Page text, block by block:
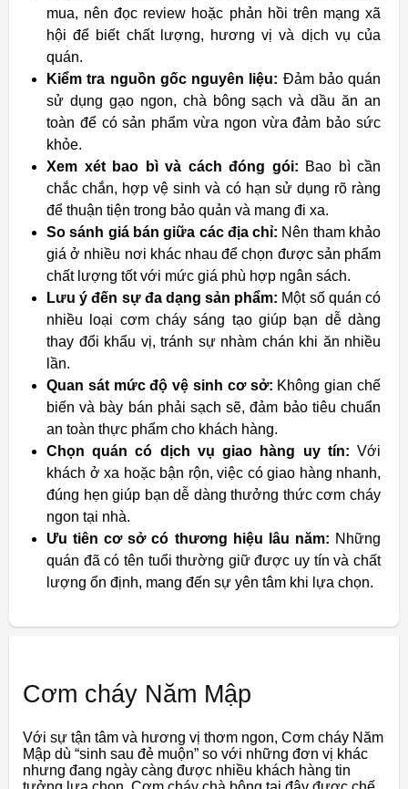
mua, nên đọc review hoặc phản hồi trên mạng xã
hội để biết chất lượng, hương vị và dịch vụ của
quán.
Kiểm tra nguồn gốc nguyên liệu: Đảm bảo quán
sử dụng gạo ngon, chà bông sạch và dầu ăn an
toàn để có sản phẩm vừa ngon vừa đảm bảo sức
khỏe.
Xem xét bao bì và cách đóng gói: Bao bì cần
chắc chắn, hợp vệ sinh và có hạn sử dụng rõ ràng
để thuận tiện trong bảo quản và mang đi xa.
So sánh giá bán giữa các địa chỉ: Nên tham khảo
giá ở nhiều nơi khác nhau để chọn được sản phẩm
chất lượng tốt với mức giá phù hợp ngân sách.
Lưu ý đến sự đa dạng sản phẩm: Một số quán có
nhiều loại cơm cháy sáng tạo giúp bạn dễ dàng
thay đổi khẩu vị, tránh sự nhàm chán khi ăn nhiều
lần.
Quan sát mức độ vệ sinh cơ sở: Không gian chế
biến và bày bán phải sạch sẽ, đảm bảo tiêu chuẩn
an toàn thực phẩm cho khách hàng.
Chọn quán có dịch vụ giao hàng uy tín: Với
khách ở xa hoặc bận rộn, việc có giao hàng nhanh,
đúng hẹn giúp bạn dễ dàng thưởng thức cơm cháy
ngon tại nhà.
Ưu tiên cơ sở có thương hiệu lâu năm: Những
quán đã có tên tuổi thường giữ được uy tín và chất
lượng ổn định, mang đến sự yên tâm khi lựa chọn.
Cơm cháy Năm Mập
Với sự tận tâm và hương vị thơm ngon, Cơm cháy Năm
Mập dù “sinh sau đẻ muộn” so với những đơn vị khác
nhưng đang ngày càng được nhiều khách hàng tin